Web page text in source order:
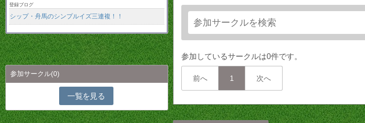
参加しているサークルは0件です。
前へ 1 次へ
登録ブログ
シップ・舟馬のシンプルイズ三連複！！
参加サークル(0)
一覧を見る